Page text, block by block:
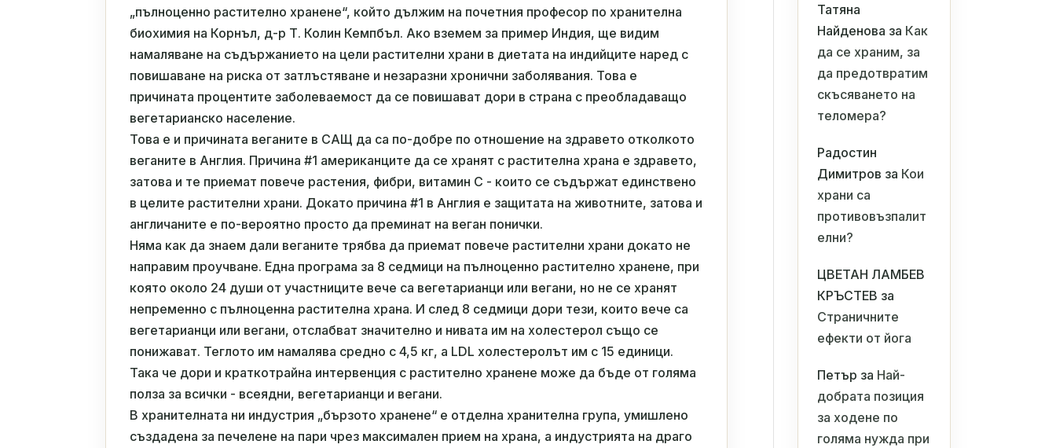
„пълноценно растително хранене“, който дължим на почетния професор по хранителна
биохимия на Корнъл, д-р Т. Колин Кемпбъл. Ако вземем за пример Индия, ще видим
намаляване на съдържанието на цели растителни храни в диетата на индийците наред с
повишаване на риска от затлъстяване и незаразни хронични заболявания. Това е
причината процентите заболеваемост да се повишават дори в страна с преобладаващо
вегетарианско население.
Това е и причината веганите в САЩ да са по-добре по отношение на здравето отколкото
веганите в Англия. Причина #1 американците да се хранят с растителна храна е здравето,
затова и те приемат повече растения, фибри, витамин C - които се съдържат единствено
в целите растителни храни. Докато причина #1 в Англия е защитата на животните, затова и
англичаните е по-вероятно просто да преминат на веган понички.
Няма как да знаем дали веганите трябва да приемат повече растителни храни докато не
направим проучване. Една програма за 8 седмици на пълноценно растително хранене, при
която около 24 души от участниците вече са вегетарианци или вегани, но не се хранят
непременно с пълноценна растителна храна. И след 8 седмици дори тези, които вече са
вегетарианци или вегани, отслабват значително и нивата им на холестерол също се
понижават. Теглото им намалява средно с 4,5 кг, а LDL холестеролът им с 15 единици.
Така че дори и краткотрайна интервенция с растително хранене може да бъде от голяма
полза за всички - всеядни, вегетарианци и вегани.
В хранителната ни индустрия „бързото хранене“ е отделна хранителна група, умишлено
създадена за печелене на пари чрез максимален прием на храна, а индустрията на драго
Татяна
Найденова за Как
да се храним, за
да предотвратим
скъсяването на
теломера?
Радостин
Димитров за Кои
храни са
противовъзпалит
елни?
ЦВЕТАН ЛАМБЕВ
КРЪСТЕВ за
Страничните
ефекти от йога
Петър за Най-
добрата позиция
за ходене по
голяма нужда при